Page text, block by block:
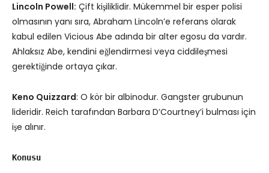
Lincoln Powell: Çift kişiliklidir. Mükemmel bir esper polisi
olmasının yanı sıra, Abraham Lincoln’e referans olarak
kabul edilen Vicious Abe adında bir alter egosu da vardır.
Ahlaksız Abe, kendini eğlendirmesi veya ciddileşmesi
gerektiğinde ortaya çıkar.
Keno Quizzard: O kör bir albinodur. Gangster grubunun
lideridir. Reich tarafından Barbara D’Courtney’i bulması için
işe alınır.
Konusu